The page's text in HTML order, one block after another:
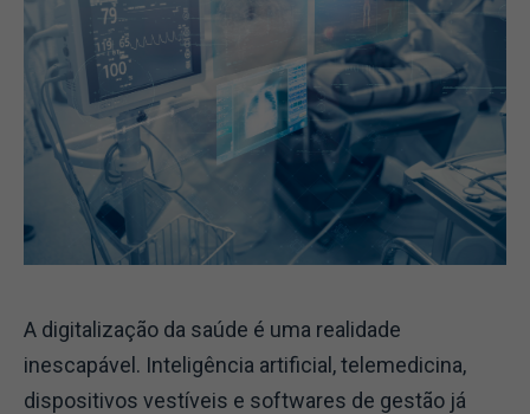
A digitalização da saúde é uma realidade
inescapável. Inteligência artificial, telemedicina,
dispositivos vestíveis e softwares de gestão já